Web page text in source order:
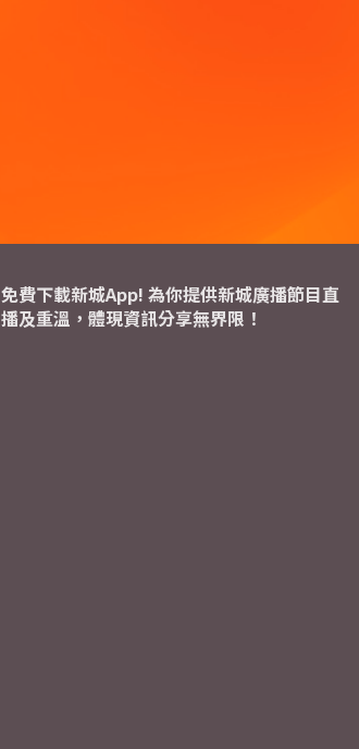
免費下載新城App! 為你提供新城廣播節目直
播及重溫，體現資訊分享無界限！